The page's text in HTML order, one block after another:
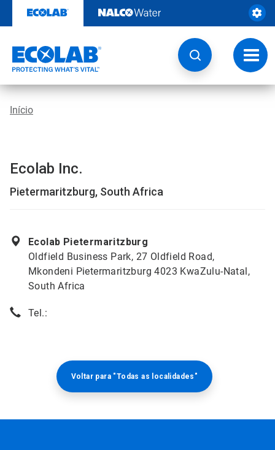
o
Início
Ecolab Inc.
Pietermaritzburg, South Africa
Ecolab Pietermaritzburg
Oldfield Business Park, 27 Oldfield Road,
Mkondeni Pietermaritzburg 4023 KwaZulu-Natal,
South Africa
Tel.:
Voltar para "Todas as localidades"